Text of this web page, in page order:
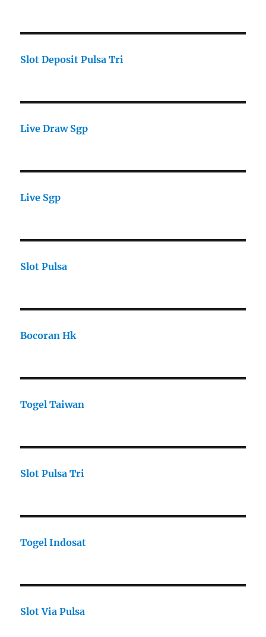
Slot Deposit Pulsa Tri
Live Draw Sgp
Live Sgp
Slot Pulsa
Bocoran Hk
Togel Taiwan
Slot Pulsa Tri
Togel Indosat
Slot Via Pulsa